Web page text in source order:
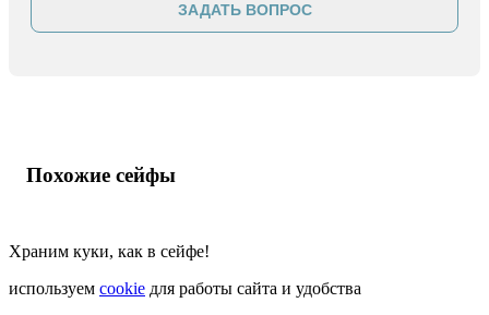
ЗАДАТЬ ВОПРОС
Похожие сейфы
Храним куки, как в сейфе!
используем cookie для работы сайта и удобства